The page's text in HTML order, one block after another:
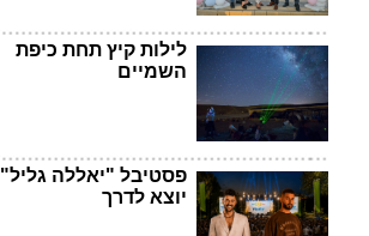
לילות קיץ תחת כיפת
השמיים
פסטיבל "יאללה גליל"
יוצא לדרך